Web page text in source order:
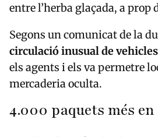
entre l’herba glaçada, a prop
Segons un comunicat de la
circulació inusual de vehicles
els agents i els va permetre
mercaderia oculta.
4.000 paquets més